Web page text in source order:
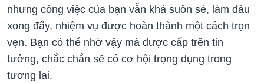
nhưng công việc của bạn vẫn khá suôn sẻ, làm đâu
xong đấy, nhiệm vụ được hoàn thành một cách trọn
vẹn. Bạn có thể nhờ vậy mà được cấp trên tin
tưởng, chắc chắn sẽ có cơ hội trọng dụng trong
tương lai.